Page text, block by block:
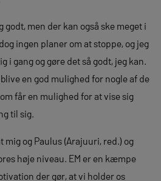
godt, men der kan også ske meget i
ingen planer om at stoppe, og jeg
i gang og gøre det så godt, jeg kan.
en god mulighed for nogle af de
får en mulighed for at vise sig
til sig.
mig og Paulus (Arajuuri, red.) og
høje niveau. EM er en kæmpe
der gør, at vi holder os